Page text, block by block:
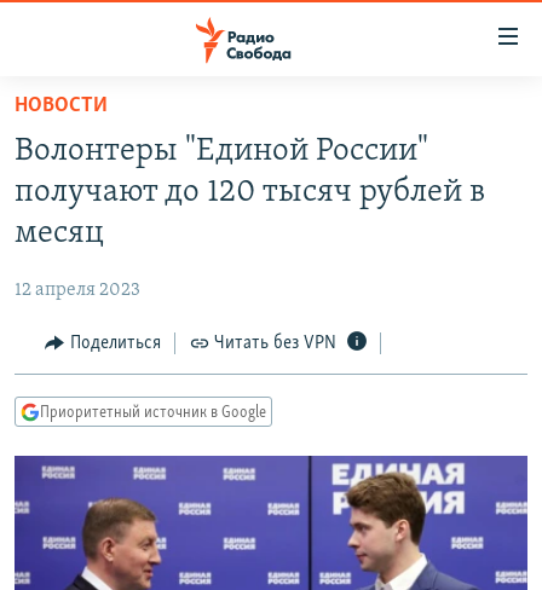
упрощенного
доступа
основному
Вернутся
Вернутся
поиску
АВТОРСКИЕ ПРОЕКТЫ
МНЕНИЯ
КУЛЬТУРА
КАВКАЗ.РЕАЛИИ
СЕВЕР.РЕАЛИИ
СИБИРЬ.РЕАЛИИ
РАСПИСАНИЕ ВЕЩАНИЯ
НОВОСТИ
Волонтеры "Единой России"
получают до 120 тысяч рублей в
месяц
12 апреля 2023
Поделиться Читать без VPN
Приоритетный источник в Google